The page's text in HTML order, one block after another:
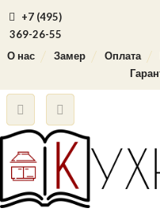
+7 (495)
369-26-55
О нас
Замер Оплата